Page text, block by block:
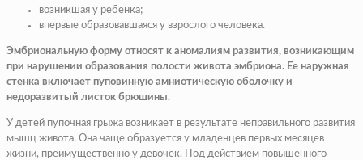
возникшая у ребенка;
впервые образовавшаяся у взрослого человека.
Эмбриональную форму относят к аномалиям развития, возникающим
при нарушении образования полости живота эмбриона. Ее наружная
стенка включает пуповинную амниотическую оболочку и
недоразвитый листок брюшины.
У детей пупочная грыжа возникает в результате неправильного развития
мышц живота. Она чаще образуется у младенцев первых месяцев
жизни, преимущественно у девочек. Под действием повышенного